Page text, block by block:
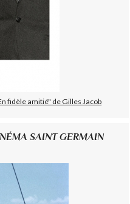
fidèle amitié" de Gilles Jacob
SAINT GERMAIN